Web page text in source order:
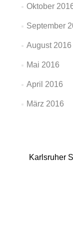
Oktober
September
August 2016
Mai 2016
April 2016
März 2016
Karlsruher